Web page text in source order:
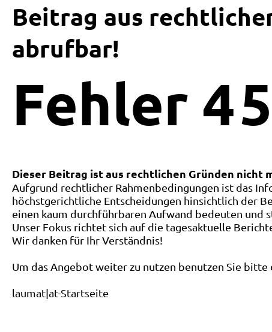
Beitrag aus
abrufbar!
Fehler 4 5
Dieser Beitrag ist aus rechtlichen Gründen nicht
Aufgrund rechtlicher Rahmenbedingungen ist das
höchstgerichtliche Entscheidungen hinsichtlich der
einen kaum durchführbaren Aufwand bedeuten und
Unser Fokus richtet sich auf die tagesaktuelle
Wir danken für Ihr Verständnis!
Um das Angebot weiter zu nutzen benutzen Sie
laumat|at-Startseite